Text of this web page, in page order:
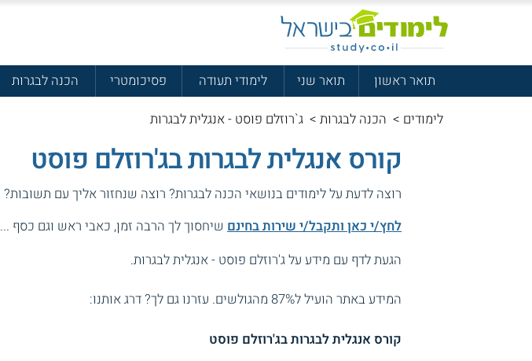
תואר ראשון תואר שני לימודי תעודה פסיכומטרי הכנה לבגרות
לימודים > הכנה לבגרות > ג`רוזלם פוסט - אנגלית לבגרות
קורס אנגלית לבגרות בג'רוזלם פוסט
רוצה לדעת על לימודים בנושאי הכנה לבגרות? רוצה שנחזור אליך עם תשובות?
לחץ/י כאן ותקבל/י שירות בחינם שיחסוך לך הרבה זמן, כאבי ראש וגם כסף ...
הגעת לדף עם מידע על ג'רוזלם פוסט - אנגלית לבגרות.
המידע באתר הועיל ל87% מהגולשים.
עזרנו גם לך? דרג אותנו:
קורס אנגלית לבגרות בג'רוזלם פוסט